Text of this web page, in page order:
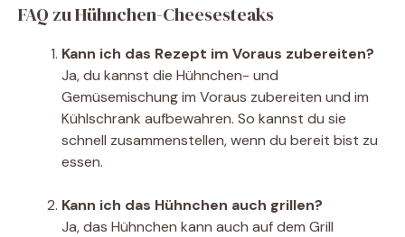
FAQ zu Hühnchen-Cheesesteaks
Kann ich das Rezept im Voraus zubereiten?
Ja, du kannst die Hühnchen- und
Gemüsemischung im Voraus zubereiten und im
Kühlschrank aufbewahren. So kannst du sie
schnell zusammenstellen, wenn du bereit bist zu
essen.
Kann ich das Hühnchen auch grillen?
Ja, das Hühnchen kann auch auf dem Grill